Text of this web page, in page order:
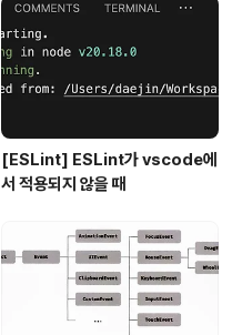
[ESLint] ESLint가 vscode에
서 적용되지 않을 때